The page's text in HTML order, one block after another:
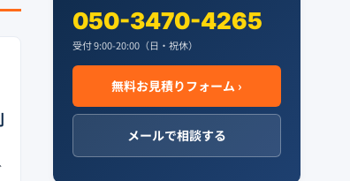
050-3470-4265
受付 9:00-20:00（日・祝休）
無料お見積りフォーム ›
メールで相談する